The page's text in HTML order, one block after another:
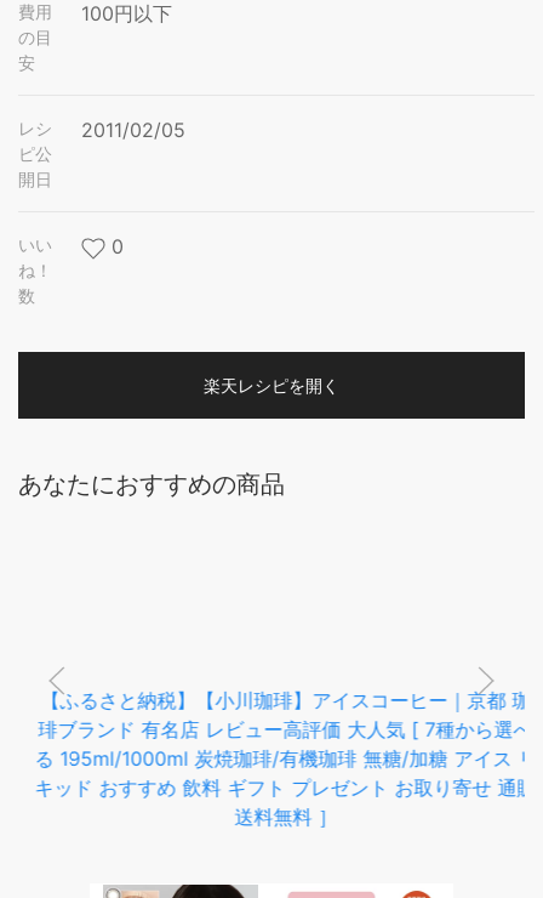
費用
の目
安
100円以下
レシ
ピ公
開日
2011/02/05
いい
ね！
数
0
楽天レシピを開く
あなたにおすすめの商品
【ふるさと納税】【小川珈琲】アイスコーヒー｜京都 珈
琲ブランド 有名店 レビュー高評価 大人気 [ 7種から選べ
る 195ml/1000ml 炭焼珈琲/有機珈琲 無糖/加糖 アイス リ
キッド おすすめ 飲料 ギフト プレゼント お取り寄せ 通販
送料無料 ］